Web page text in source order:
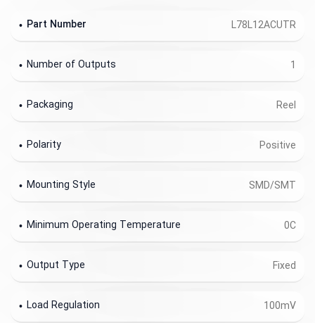
L78L12ACUTR
Part Number
1
Number of Outputs
Reel
Packaging
Positive
Polarity
SMD/SMT
Mounting Style
0C
Minimum Operating Temperature
Fixed
Output Type
100mV
Load Regulation